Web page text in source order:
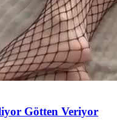
Götten Veriyor